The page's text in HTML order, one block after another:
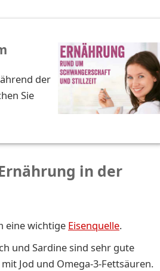
der
Sie
in der
eine wichtige Eisenquelle.
und Sardine sind sehr gute
Jod und Omega-3-Fettsäuren.